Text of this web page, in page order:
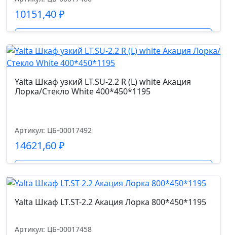
10151,40₽
Yalta Шкаф узкий LT.SU-2.2 R (L) white Акация
Лорка/Стекло White 400*450*1195
Артикул: ЦБ-00017492
14621,60₽
Yalta Шкаф LT.ST-2.2 Акация Лорка 800*450*1195
Артикул: ЦБ-00017458